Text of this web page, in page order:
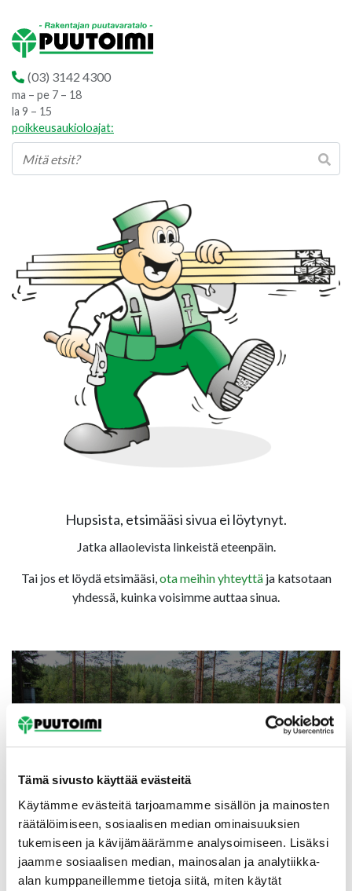
Tämä sivusto käyttää evästeitä
Käytämme evästeitä tarjoamamme sisällön ja mainosten
räätälöimiseen, sosiaalisen median ominaisuuksien
tukemiseen ja kävijämäärämme analysoimiseen. Lisäksi
jaamme sosiaalisen median, mainosalan ja analytiikka-
alan kumppaneillemme tietoja siitä, miten käytät
(03) 3142 4300
ma – pe 7 – 18
la 9 – 15
poikkeusaukioloajat:
Hupsista, etsimääsi sivua ei löytynyt.
Jatka allaolevista linkeistä eteenpäin.
Tai jos et löydä etsimääsi,ota meihin yhteyttäja katsotaan
yhdessä, kuinka voisimme auttaa sinua.
Etusivu